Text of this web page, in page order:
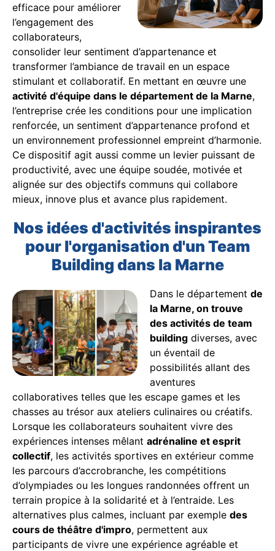
efficace pour améliorer
l’engagement des
collaborateurs,
consolider leur sentiment d’appartenance et
transformer l’ambiance de travail en un espace
stimulant et collaboratif. En mettant en œuvre une
activité d'équipe dans le département de la Marne,
l’entreprise crée les conditions pour une implication
renforcée, un sentiment d’appartenance profond et
un environnement professionnel empreint d’harmonie.
Ce dispositif agit aussi comme un levier puissant de
productivité, avec une équipe soudée, motivée et
alignée sur des objectifs communs qui collabore
mieux, innove plus et avance plus rapidement.
Nos idées d'activités inspirantes
pour l'organisation d'un Team
Building dans la Marne
Dans le département de
la Marne, on trouve
des activités de team
building diverses, avec
un éventail de
possibilités allant des
aventures
collaboratives telles que les escape games et les
chasses au trésor aux ateliers culinaires ou créatifs.
Lorsque les collaborateurs souhaitent vivre des
expériences intenses mêlant adrénaline et esprit
collectif, les activités sportives en extérieur comme
les parcours d’accrobranche, les compétitions
d’olympiades ou les longues randonnées offrent un
terrain propice à la solidarité et à l’entraide. Les
alternatives plus calmes, incluant par exemple des
cours de théâtre d'impro, permettent aux
participants de vivre une expérience agréable et